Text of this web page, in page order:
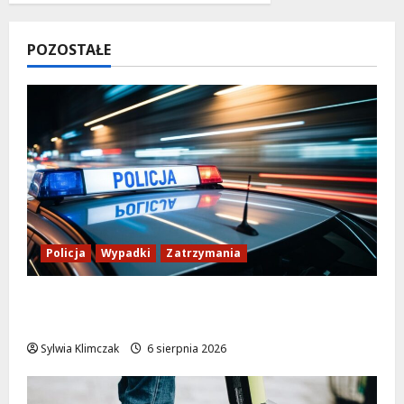
POZOSTAŁE
Policja Wypadki Zatrzymania
Sylwia Klimczak 6 sierpnia 2026